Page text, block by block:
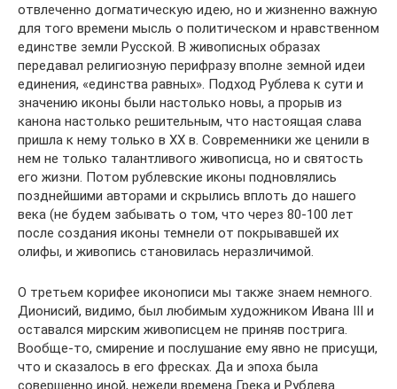
отвлеченно догматическую идею, но и жизненно важную
для того времени мысль о политическом и нравственном
единстве земли Русской. В живописных образах
передавал религиозную перифразу вполне земной идеи
единения, «единства равных». Подход Рублева к сути и
значению иконы были настолько новы, а прорыв из
канона настолько решительным, что настоящая слава
пришла к нему только в XX в. Современники же ценили в
нем не только талантливого живописца, но и святость
его жизни. Потом рублевские иконы подновлялись
позднейшими авторами и скрылись вплоть до нашего
века (не будем забывать о том, что через 80-100 лет
после создания иконы темнели от покрывавшей их
олифы, и живопись становилась неразличимой.
О третьем корифее иконописи мы также знаем немного.
Дионисий, видимо, был любимым художником Ивана III и
оставался мирским живописцем не приняв пострига.
Вообще-то, смирение и послушание ему явно не присущи,
что и сказалось в его фресках. Да и эпоха была
совершенно иной, нежели времена Грека и Рублева.